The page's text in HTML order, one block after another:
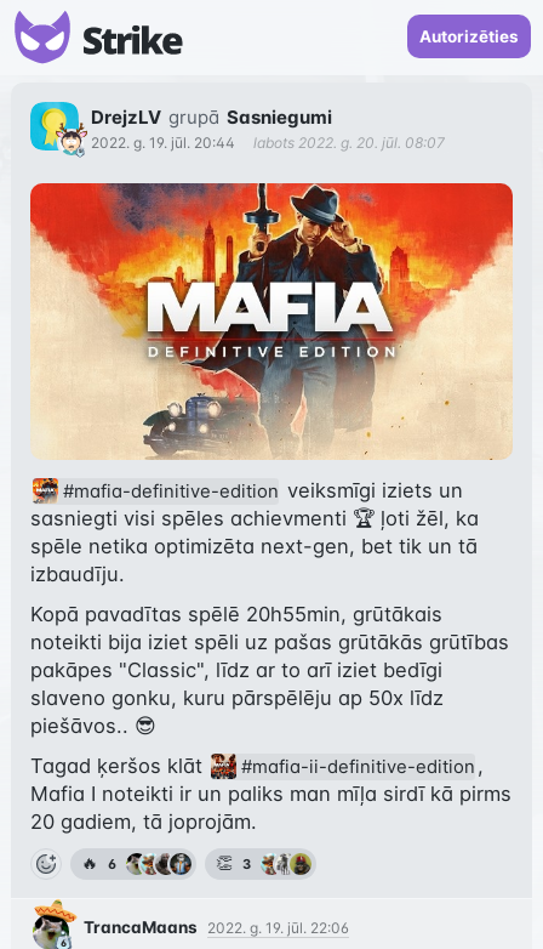
Autorizēties
DrejzLV grupā Sasniegumi
2022. g. 19. jūl. 20:44 labots 2022. g. 20. jūl. 08:07
#mafia-definitive-edition veiksmīgi iziets un
sasniegti visi spēles achievmenti 🏆 ļoti žēl, ka
spēle netika optimizēta next-gen, bet tik un tā
izbaudīju.
Kopā pavadītas spēlē 20h55min, grūtākais
noteikti bija iziet spēli uz pašas grūtākās grūtības
pakāpes "Classic", līdz ar to arī iziet bedīgi
slaveno gonku, kuru pārspēlēju ap 50x līdz
piešāvos.. 😎
Tagad ķeršos klāt
#mafia-ii-definitive-edition ,
Mafia I noteikti ir un paliks man mīļa sirdī kā pirms
20 gadiem, tā joprojām.
🔥 6 👏 3
TrancaMaans 2022. g. 19. jūl. 22:06